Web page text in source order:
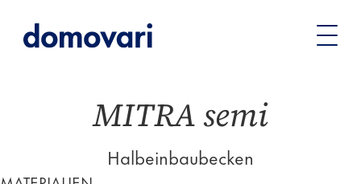
befinden
Waschtische Becken & Säulen
Halbeinbaubecken
MITRA semi
Halbeinbaubecken